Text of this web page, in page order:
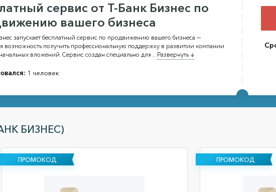
сервис от Т-Банк Бизнес по
вашего бизнеса
запускает бесплатный сервис по продвижению вашего бизнеса —
возможность получить профессиональную поддержку в развитии компании
вложений. Сервис создан специально для...Развернуть ↓
1 человек
БИЗНЕС)
ПРОМОКОД ПРОМОКОД